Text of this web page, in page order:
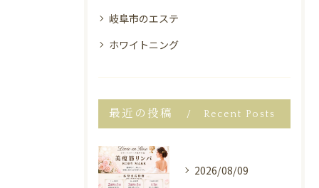
岐阜市のエステ
ホワイトニング
最近の投稿 Recent Posts
2026/08/09